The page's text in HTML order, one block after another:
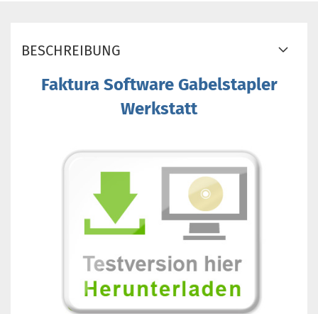
BESCHREIBUNG
Faktura Software Gabelstapler
Werkstatt